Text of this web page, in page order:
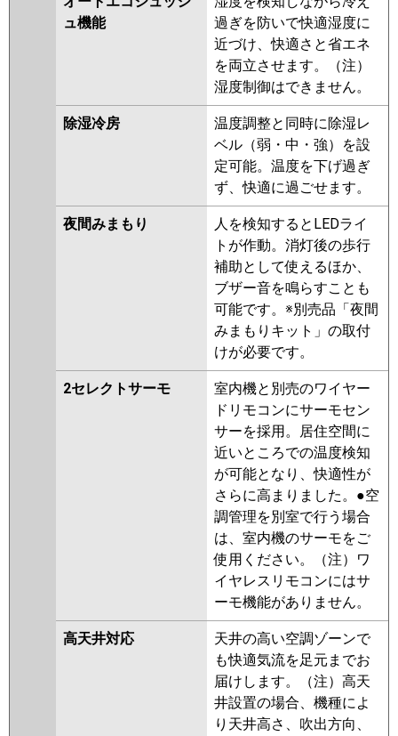
ュ機能
過ぎを防いで快適湿度に
近づけ、快適さと省エネ
を両立させます。（注）
湿度制御はできません。
除湿冷房
温度調整と同時に除湿レ
ベル（弱・中・強）を設
定可能。温度を下げ過ぎ
ず、快適に過ごせます。
夜間みまもり
人を検知するとLEDライ
トが作動。消灯後の歩行
補助として使えるほか、
ブザー音を鳴らすことも
可能です。※別売品「夜間
みまもりキット」の取付
けが必要です。
2セレクトサーモ
室内機と別売のワイヤー
ドリモコンにサーモセン
サーを採用。居住空間に
近いところでの温度検知
が可能となり、快適性が
さらに高まりました。●空
調管理を別室で行う場合
は、室内機のサーモをご
使用ください。（注）ワ
イヤレスリモコンにはサ
ーモ機能がありません。
高天井対応
天井の高い空調ゾーンで
も快適気流を足元までお
届けします。（注）高天
井設置の場合、機種によ
り天井高さ、吹出方向、